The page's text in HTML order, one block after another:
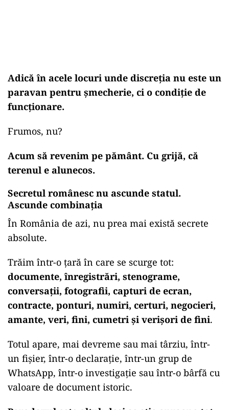
Adică în acele locuri unde discreția nu este un
paravan pentru șmecherie, ci o condiție de
funcționare.
Frumos, nu?
Acum să revenim pe pământ. Cu grijă, că
terenul e alunecos.
Secretul românesc nu ascunde statul.
Ascunde combinația
În România de azi, nu prea mai există secrete
absolute.
Trăim într-o țară în care se scurge tot:
documente, înregistrări, stenograme,
conversații, fotografii, capturi de ecran,
contracte, ponturi, numiri, certuri, negocieri,
amante, veri, fini, cumetri și verișori de fini.
Totul apare, mai devreme sau mai târziu, într-
un fișier, într-o declarație, într-un grup de
WhatsApp, într-o investigație sau într-o bârfă cu
valoare de document istoric.